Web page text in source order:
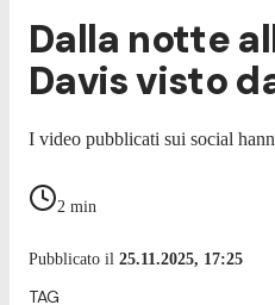
Dalla notte
Davis visto
I video pubblicati sui social
2 min
Pubblicato il 25.11.2025, 17:25